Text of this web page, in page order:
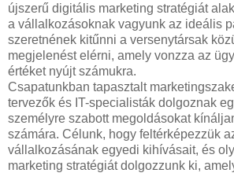
újszerű digitális marketing stratégiát
a vállalkozásoknak vagyunk az ideális
szeretnének kitűnni a versenytársak
megjelenést elérni, amely vonzza az
értéket nyújt számukra.
Csapatunkban tapasztalt
tervezők és IT-specialisták dolgoznak
személyre szabott megoldásokat
számára. Célunk, hogy feltérképezzük
vállalkozásának egyedi kihívásait, és
marketing stratégiát dolgozzunk ki,